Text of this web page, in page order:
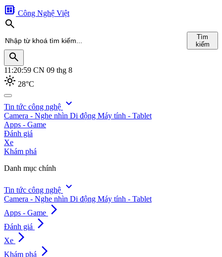
developer_board Công Nghệ Việt
search
Tìm
kiếm
search
11:21:00 CN 09 thg 8
light_mode 28°C
search
Tin tức công nghệ expand_more
Camera - Nghe nhìn Di động Máy tính - Tablet
Apps - Game
Đánh giá
Xe
Khám phá
Danh mục chính
Tin tức công nghệ expand_more
Camera - Nghe nhìn Di động Máy tính - Tablet
Apps - Game arrow_forward_ios
Đánh giá arrow_forward_ios
Xe arrow_forward_ios
Khám phá arrow_forward_ios